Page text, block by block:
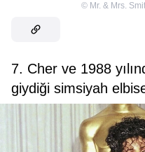
© Mr. & Mrs.
7. Cher ve 1988
giydiği simsiyah